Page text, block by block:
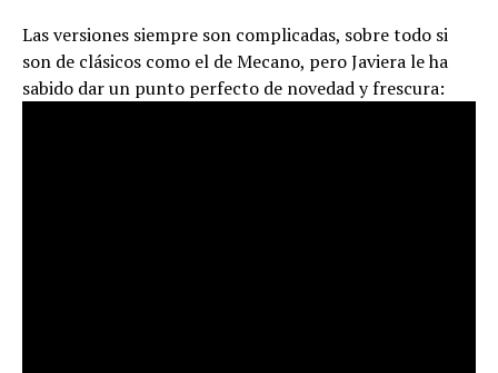
Las versiones siempre son complicadas, sobre todo si
son de clásicos como el de Mecano, pero Javiera le ha
sabido dar un punto perfecto de novedad y frescura: